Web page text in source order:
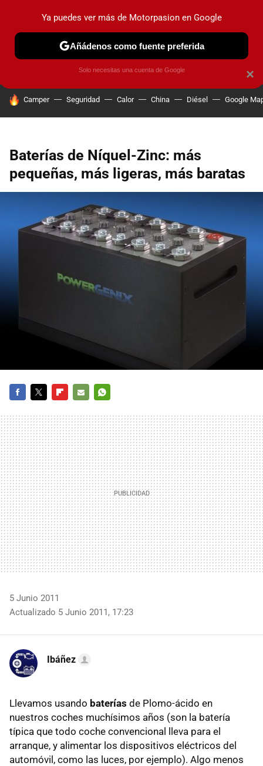
PRUEBAS COCHES ELÉCTRICOS OBSERVATORIO
HOY SE HABLA DE
Camper Seguridad Calor China Diésel Google
Baterías de Níquel-Zinc: más
pequeñas, más ligeras, más baratas
MAIL
5 Junio 2011
Actualizado 5 Junio 2011, 17:23
Ibáñez
Llevamos usando baterías de Plomo-ácido en
nuestros coches muchísimos años (son la batería
típica que todo coche convencional lleva para el
arranque, y alimentar los dispositivos eléctricos del
automóvil, como las luces, por ejemplo). Algo menos
×
Ya puedes ver más de Motorpasion en Google
Añádenos como fuente preferida
Solo necesitas una cuenta de Google